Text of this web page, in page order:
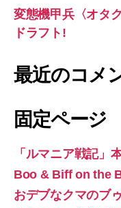
変態機甲兵〈オ
ドラフト!
最近のコメ
固定ページ
「ルマニア戦記」
Boo & Biff on the
おデブなクマのブ